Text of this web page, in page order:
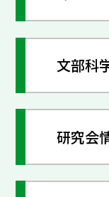
文部科
研究会